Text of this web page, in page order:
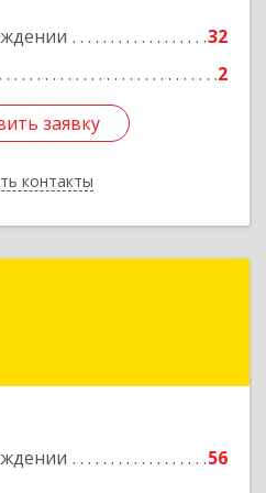
32
2
заявку
контакты
заявку
56
обл, Зерноградский р-н,